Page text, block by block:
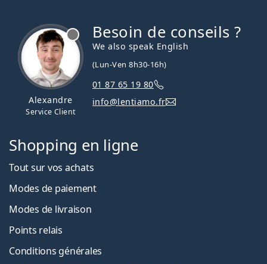
Alexandre
Service Client
Besoin de conseils ?
We also speak English
(Lun-Ven 8h30-16h)
01 87 65 19 80
info@lentiamo.fr
Shopping en ligne
Tout sur vos achats
Modes de paiement
Modes de livraison
Points relais
Conditions générales